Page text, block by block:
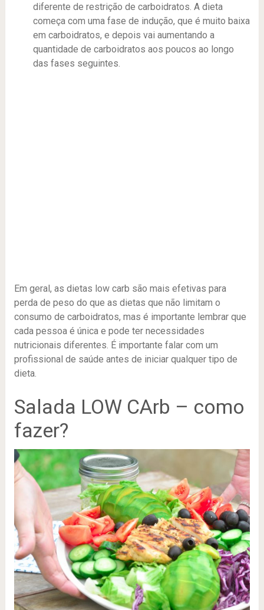
diferente de restrição de carboidratos. A dieta
começa com uma fase de indução, que é muito baixa
em carboidratos, e depois vai aumentando a
quantidade de carboidratos aos poucos ao longo
das fases seguintes.
Em geral, as dietas low carb são mais efetivas para
perda de peso do que as dietas que não limitam o
consumo de carboidratos, mas é importante lembrar que
cada pessoa é única e pode ter necessidades
nutricionais diferentes. É importante falar com um
profissional de saúde antes de iniciar qualquer tipo de
dieta.
Salada LOW CArb – como
fazer?